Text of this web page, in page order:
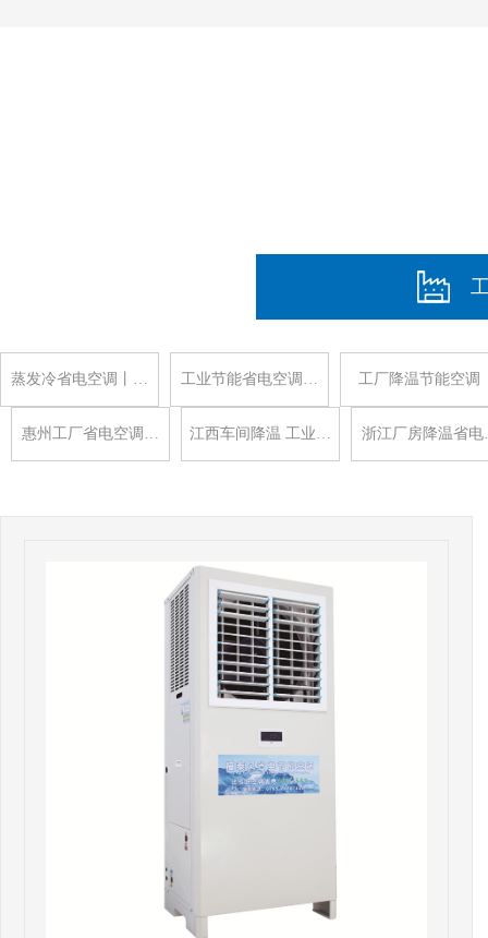
蒸发冷省电空调丨… 工业节能省电空调… 工厂降温节能空调
惠州工厂省电空调… 江西车间降温 工业… 浙江厂房降温省